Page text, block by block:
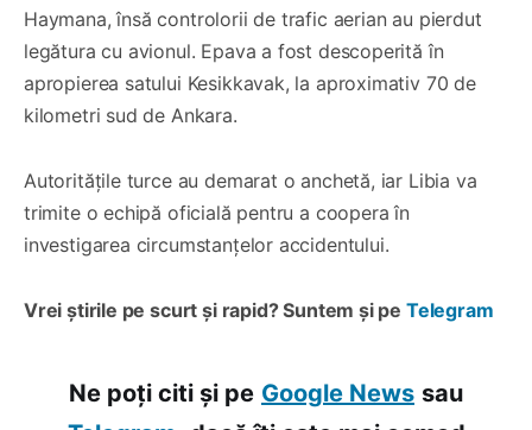
Haymana, însă controlorii de trafic aerian au pierdut
legătura cu avionul. Epava a fost descoperită în
apropierea satului Kesikkavak, la aproximativ 70 de
kilometri sud de Ankara.
Autoritățile turce au demarat o anchetă, iar Libia va
trimite o echipă oficială pentru a coopera în
investigarea circumstanțelor accidentului.
Vrei știrile pe scurt și rapid? Suntem și pe Telegram
Ne poți citi și pe Google News sau